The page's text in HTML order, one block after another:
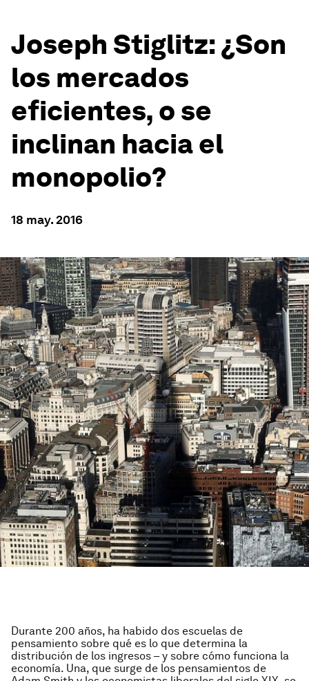
Joseph Stiglitz: ¿Son
los mercados
eficientes, o se
inclinan hacia el
monopolio?
18 may. 2016
Durante 200 años, ha habido dos escuelas de
pensamiento sobre qué es lo que determina la
distribución de los ingresos – y sobre cómo funciona la
economía. Una, que surge de los pensamientos de